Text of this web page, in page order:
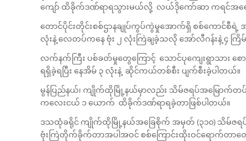
ကျော် ထိခိုက်ဒဏ်ရာရသွားမယ်လို့ လယ်ဒိုကော်ဆာ ကရင်အ
တောင်ပိုင်းတိုင်းစစ်ဌာနချုပ်ကွပ်ကွဲမှုအောက်ရှိ စစ်ကောင်
လုံးနဲ့ လေတပ်ကနေ ဗုံး ၂ လုံးကြဲချခဲ့သလို အော်လီဂန်းနဲ့ ၄ က
လက်နက်ကြီး ပစ်ခတ်မှုတွေကြောင့် သောင်ပုကျေးရွာသား စော
ရရှိခဲ့ရပြီး နေအိမ် ၃ လုံးနဲ့ ဆိုင်ကယ်တစ်စီး ပျက်စီးခဲ့ပါတယ်။
မွန်ပြည်နယ်၊ ကျိုက်ထိုမြို့နယ်မှာလည်း သိမ်ဇရပ်အမြောက်တ
ကလေးငယ် ၁ ယောက် ထိခိုက်ဒဏ်ရာရခဲ့တာဖြစ်ပါတယ်။
ဒသထုံခရိုင် ကျိုက်ထိုမြို့နယ်အခြေစိုက် အမှတ် (၃၁၀) သိမ်ဇရပ်
ဗုံးကြဲတိုက်ခိုက်တာအပါအဝင် စစ်ကြောင်းထိုးဝင်ရောက်တာတွ